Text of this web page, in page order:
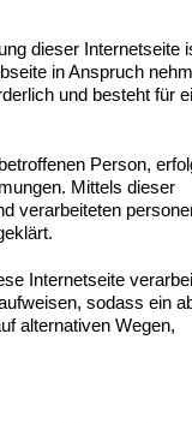
dieser Internetseite
in Anspruch
und besteht für
Person,
Mittels dieser
verarbeiteten
Internetseite
sodass ein
alternativen Wegen,